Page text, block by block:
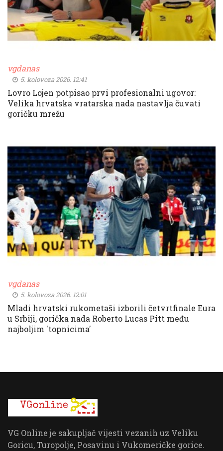
vgdanas
5. kolovoza 2026. 12:41
Lovro Lojen potpisao prvi profesionalni ugovor:
Velika hrvatska vratarska nada nastavlja čuvati
goričku mrežu
vgdanas
5. kolovoza 2026. 12:01
Mladi hrvatski rukometaši izborili četvrtfinale Eura
u Srbiji, gorička nada Roberto Lucas Pitt među
najboljim 'topnicima'
VG Online je sakupljač vijesti vezanih uz Veliku
Goricu, Turopolje, Posavinu i Vukomeričke gorice.